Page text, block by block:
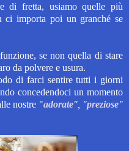
di fretta, usiamo quelle più
ci importa poi un granché se
se non quella di stare
da polvere e usura.
di farci sentire tutti i giorni
concedendoci un momento
nostre "adorate", "preziose"